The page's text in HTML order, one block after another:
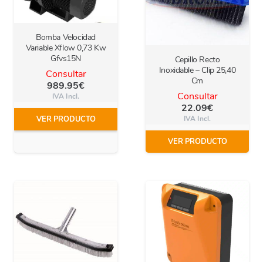
Bomba Velocidad
Variable Xflow 0,73 Kw
Gfvs15N
Consultar
989.95€
IVA Incl.
VER PRODUCTO
Cepillo Recto
Inoxidable – Clip 25,40
Cm
Consultar
22.09€
IVA Incl.
VER PRODUCTO